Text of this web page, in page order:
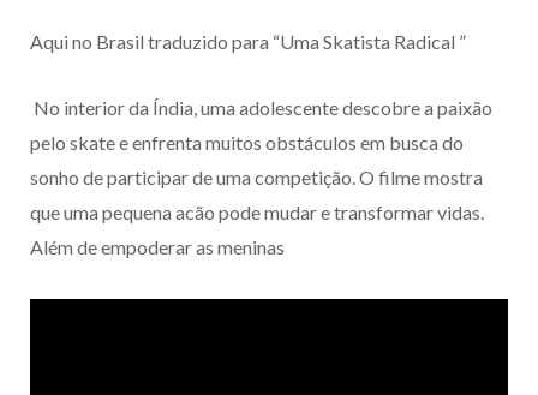
Aqui no Brasil traduzido para “Uma Skatista Radical ”
No interior da Índia, uma adolescente descobre a paixão
pelo skate e enfrenta muitos obstáculos em busca do
sonho de participar de uma competição. O filme mostra
que uma pequena acão pode mudar e transformar vidas.
Além de empoderar as meninas